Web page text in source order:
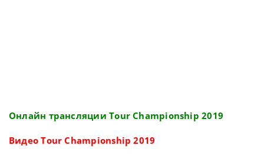
Онлайн трансляции Tour Championship 2019
Видео Tour Championship 2019